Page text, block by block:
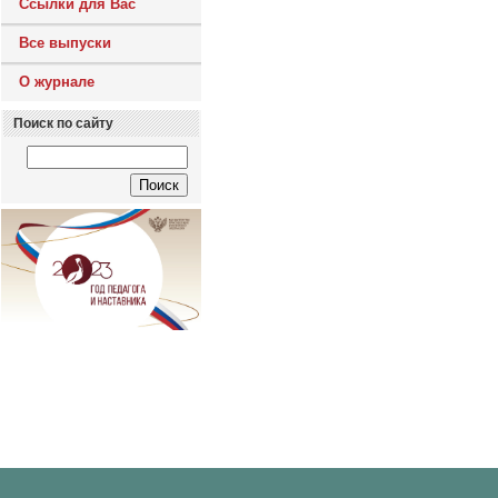
Ссылки для Вас
Все выпуски
О журнале
Поиск по сайту